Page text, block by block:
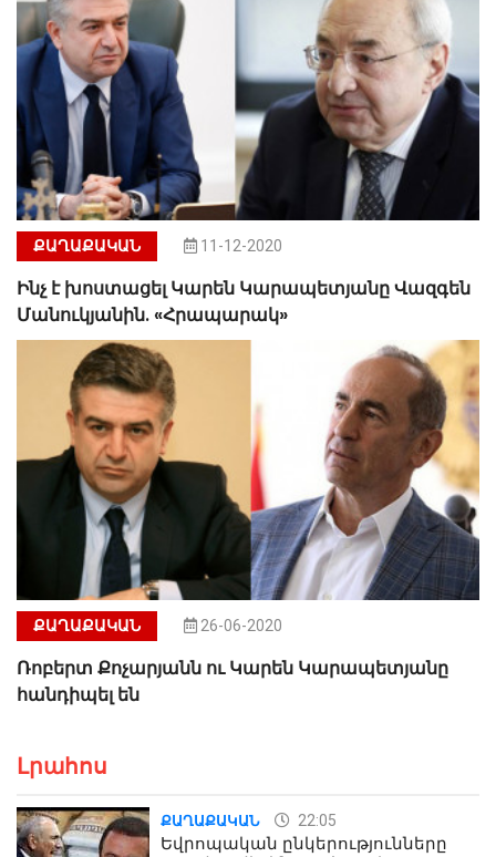
ՔԱՂԱՔԱԿԱՆ 11-12-2020
Ինչ է խոստացել Կարեն Կարապետյանը Վազգեն
Մանուկյանին. «Հրապարակ»
ՔԱՂԱՔԱԿԱՆ 26-06-2020
Ռոբերտ Քոչարյանն ու Կարեն Կարապետյանը
հանդիպել են
Լրահոս
ՔԱՂԱՔԱԿԱՆ 22:05
Եվրոպական ընկերությունները